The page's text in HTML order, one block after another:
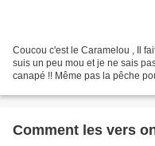
Coucou c'est le Caramelou , Il
suis un peu mou et je ne sais
canapé !! Même pas la pêche
Comment les vers